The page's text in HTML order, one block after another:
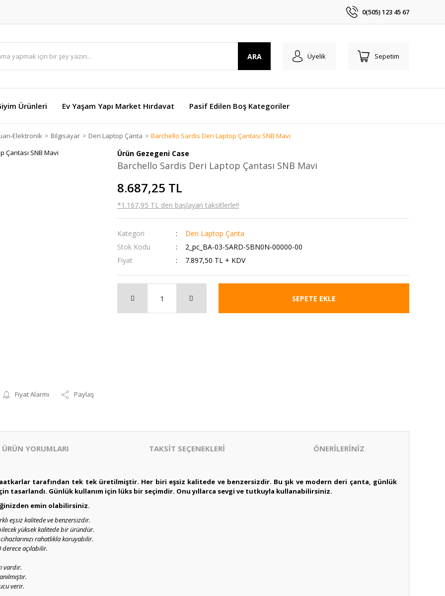
0(505) 123 45 67
ARA Üyelik Sepetim
Ürünleri Ev Yaşam Yapı Market Hırdavat Pasif Edilen Boş Kategoriler
Elektronik Bilgisayar Deri Laptop Çanta Barchello Sardis Deri Laptop Çantası SNB Mavi
Fiyat Alarmı Paylaş
Ürün Gezegeni Case
Barchello Sardis Deri Laptop Çantası SNB Mavi
8.687,25 TL
*1.167,95 TL den başlayan taksitlerle!!
Kategori
Deri Laptop Çanta
Stok Kodu
2_pc_BA-03-SARD-SBN0N-00000-00
Fiyat
7.897,50 TL + KDV
SEPETE EKLE
ÜRÜN YORUMLARI TAKSİT SEÇENEKLERİ ÖNERİLERİNİZ
tarafından tek tek üretilmiştir. Her biri eşsiz kalitede ve benzersizdir. Bu şık ve modern deri çanta, günlük
tasarlandı. Günlük kullanım için lüks bir seçimdir. Onu yıllarca sevgi ve tutkuyla kullanabilirsiniz.
emin olabilirsiniz.
eşsiz kalitede ve benzersizdir.
yüksek kalitede bir üründür.
rahatlıkla koruyabilir.
açılabilir.
vardır.
verir.